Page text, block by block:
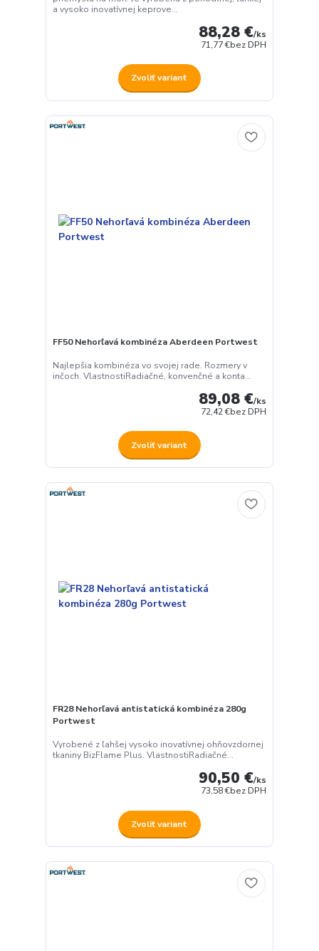
a vysoko inovatívnej keprove...
88,28 €/ks
71,77 €bez DPH
Zvoliť variant
FF50 Nehorľavá kombinéza Aberdeen Portwest
Najlepšia kombinéza vo svojej rade. Rozmery v
inčoch. VlastnostiRadiačné, konvenčné a konta...
89,08 €/ks
72,42 €bez DPH
Zvoliť variant
FR28 Nehorľavá antistatická kombinéza 280g
Portwest
Vyrobené z ľahšej vysoko inovatívnej ohňovzdornej
tkaniny BizFlame Plus. VlastnostiRadiačné...
90,50 €/ks
73,58 €bez DPH
Zvoliť variant